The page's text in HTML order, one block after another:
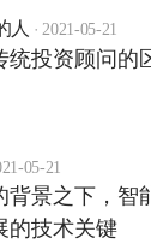
人 · 2021-05-21
统投资顾问的
05-21
背景之下，智
的技术关键